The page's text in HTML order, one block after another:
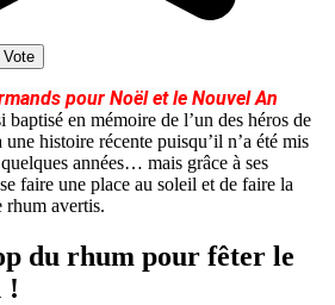
pour Noël et le Nouvel An
baptisé en mémoire de l’un des héros de
histoire récente puisqu’il n’a été mis
années… mais grâce à ses
faire une place au soleil et de faire la
rhum avertis.
du rhum pour fêter le
!